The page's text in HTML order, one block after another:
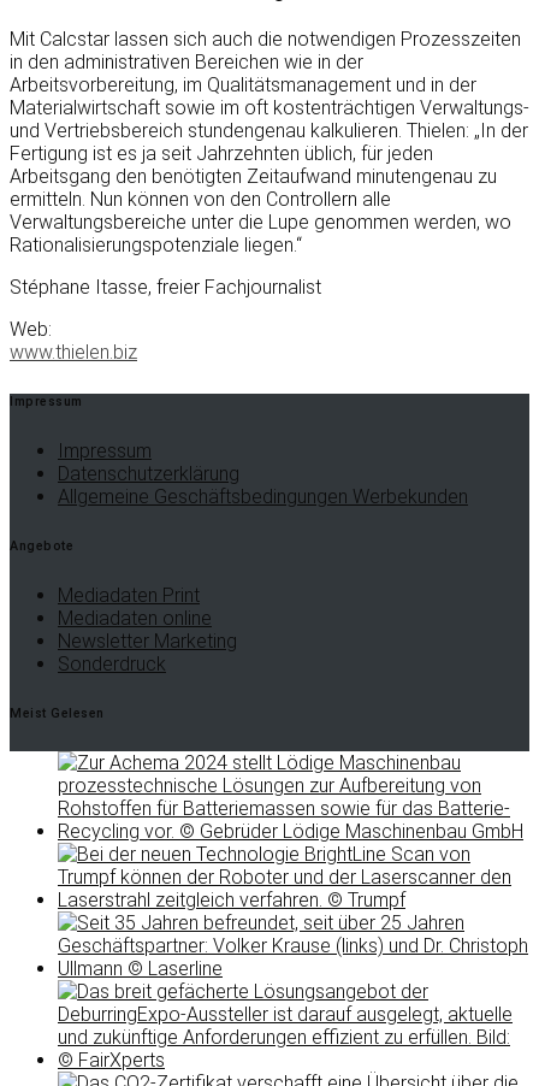
Mit Calcstar lassen sich auch die notwendigen Prozesszeiten
in den administrativen Bereichen wie in der
Arbeitsvorbereitung, im Qualitätsmanagement und in der
Materialwirtschaft sowie im oft kostenträchtigen Verwaltungs-
und Vertriebsbereich stundengenau kalkulieren. Thielen: „In der
Fertigung ist es ja seit Jahrzehnten üblich, für jeden
Arbeitsgang den benötigten Zeitaufwand minutengenau zu
ermitteln. Nun können von den Controllern alle
Verwaltungsbereiche unter die Lupe genommen werden, wo
Rationalisierungspotenziale liegen.“
Stéphane Itasse, freier Fachjournalist
Web:
www.thielen.biz
Impressum
Impressum
Datenschutzerklärung
Allgemeine Geschäftsbedingungen Werbekunden
Angebote
Mediadaten Print
Mediadaten online
Newsletter Marketing
Sonderdruck
Meist Gelesen